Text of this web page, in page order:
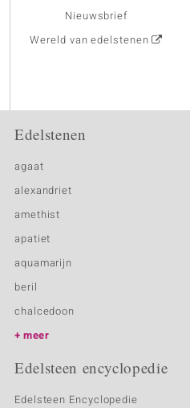
Nieuwsbrief
Wereld van edelstenen
Edelstenen
agaat
alexandriet
amethist
apatiet
aquamarijn
beril
chalcedoon
meer
Edelsteen encyclopedie
Edelsteen Encyclopedie